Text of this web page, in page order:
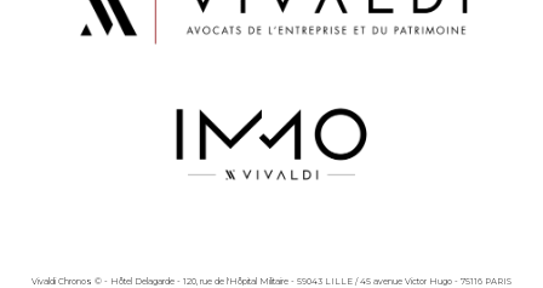
Vivaldi Chronos © - Hôtel Delagarde - 120, rue de l'Hôpital Militaire - 59043 LILLE / 45 avenue Victor Hugo - 75116 PARIS